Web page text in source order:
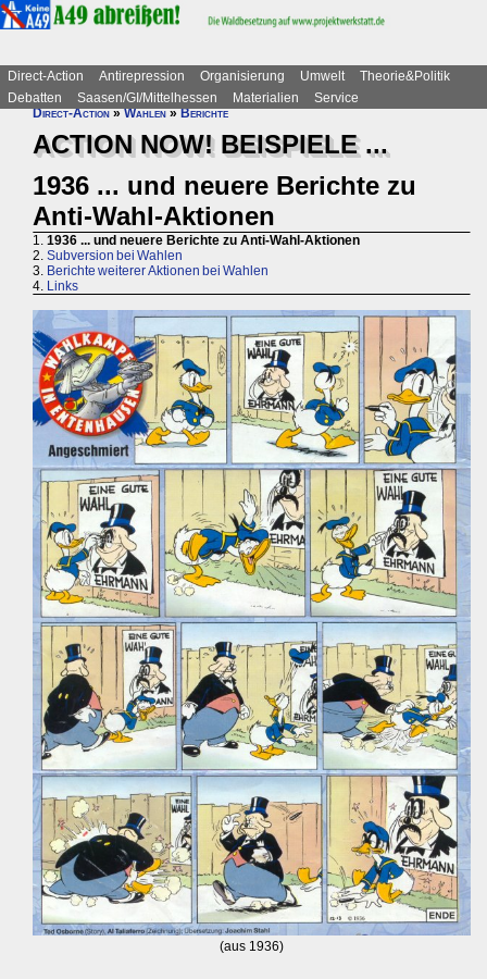
Direct-Action Antirepression Organisierung Umwelt
Theorie&Politik
Debatten
Saasen/GI/Mittelhessen Materialien
Service
Direct-Action»Wahlen»Berichte
ACTION NOW! BEISPIELE ...
1936 ... und neuere Berichte zu
Anti-Wahl-Aktionen
1. 1936 ... und neuere Berichte zu Anti-Wahl-Aktionen
2. Subversion bei Wahlen
3. Berichte weiterer Aktionen bei Wahlen
4. Links
(aus 1936)